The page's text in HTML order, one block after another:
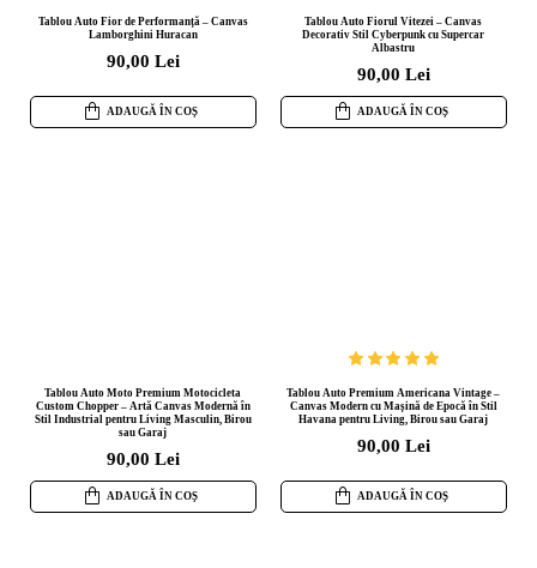
Tablou Auto Fior de Performanță – Canvas
Lamborghini Huracan
90,00 Lei
ADAUGĂ ÎN COȘ
Tablou Auto Fiorul Vitezei – Canvas
Decorativ Stil Cyberpunk cu Supercar
Albastru
90,00 Lei
ADAUGĂ ÎN COȘ
Tablou Auto Moto Premium Motocicleta
Custom Chopper – Artă Canvas Modernă în
Stil Industrial pentru Living Masculin, Birou
sau Garaj
90,00 Lei
ADAUGĂ ÎN COȘ
Tablou Auto Premium Americana Vintage –
Canvas Modern cu Mașină de Epocă în Stil
Havana pentru Living, Birou sau Garaj
90,00 Lei
ADAUGĂ ÎN COȘ